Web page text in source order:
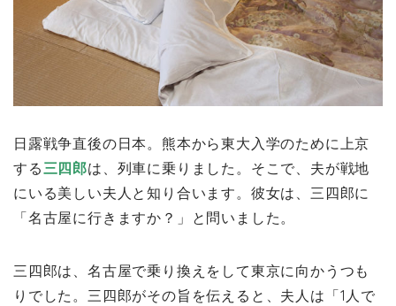
日露戦争直後の日本。熊本から東大入学のために上京
する 三四郎は、列車に乗りました。そこで、夫が戦地
にいる美しい夫人と知り合います。彼女は、三四郎に
「名古屋に行きますか？」と問いました。
三四郎は、名古屋で乗り換えをして東京に向かうつも
りでした。三四郎がその旨を伝えると、夫人は「1人で